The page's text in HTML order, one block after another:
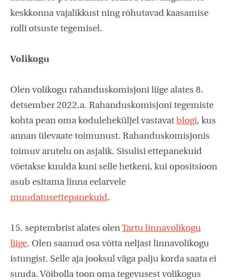
keskkonna vajalikkust ning rõhutavad kaasamise
rolli otsuste tegemisel.
Volikogu
Olen volikogu rahanduskomisjoni liige alates 8.
detsember 2022.a. Rahanduskomisjoni tegemiste
kohta pean oma koduleheküljel vastavat blogi, kus
annan ülevaate toimunust. Rahanduskomisjonis
toimuv arutelu on asjalik. Sisulisi ettepanekuid
võetakse kuulda kuni selle hetkeni, kui opositsioon
asub esitama linna eelarvele
muudatusettepanekuid.
15. septembrist alates olenTartu linnavolikogu
liige. Olen saanud osa võtta neljast linnavolikogu
istungist. Selle aja jooksul väga palju korda saata ei
suuda. Võibolla toon oma tegevusest volikogus